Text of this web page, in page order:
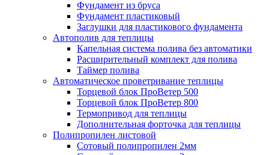
Фундамент из бруса
Фундамент пластиковый
Заглушки для пластикового фундамента
Автополив для теплицы
Капельная система полива без автоматики
Расширительный комплект для полива
Таймер полива
Автоматическое проветривание теплицы
Торцевой блок ПроВетер 500
Торцевой блок ПроВетер 800
Термопривод для теплицы
Дополнительная форточка для теплицы
Полипропилен листовой
Сотовый полипропилен 2мм